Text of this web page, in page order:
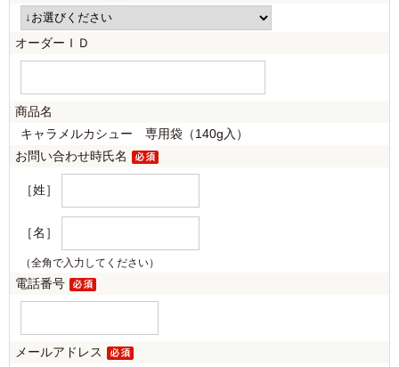
オーダーＩＤ
商品名
キャラメルカシュー 専用袋（140g入）
お問い合わせ時氏名
［姓］
［名］
（全角で入力してください）
電話番号
メールアドレス